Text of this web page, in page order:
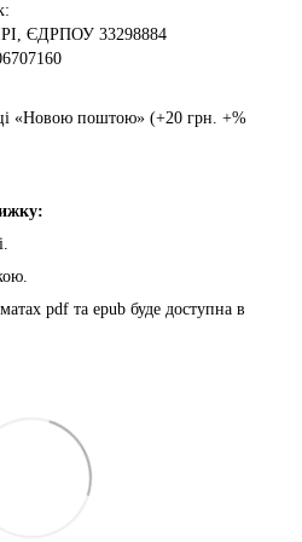
ЄДРПОУ 33298884
«Новою поштою» (+20 грн. +%
pdf та epub буде доступна в